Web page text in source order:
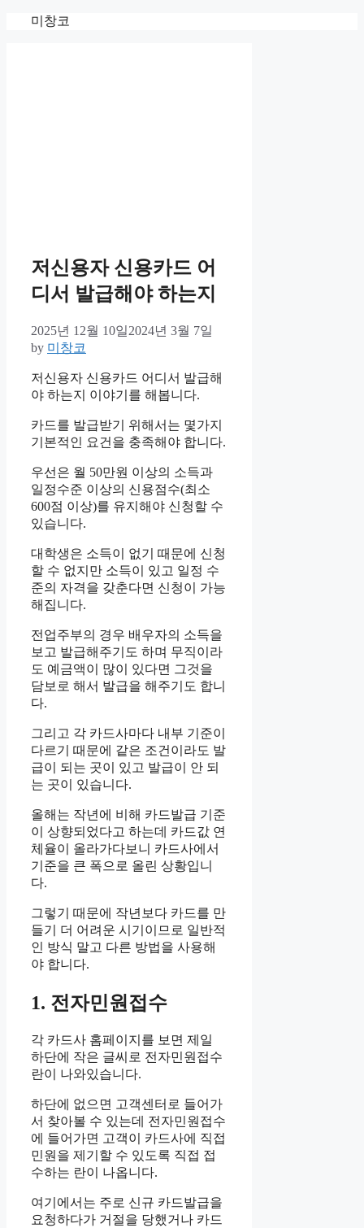
미창코
저신용자 신용카드 어
디서 발급해야 하는지
2025년 12월 10일2024년 3월 7일
by 미창코
저신용자 신용카드 어디서 발급해
야 하는지 이야기를 해봅니다.
카드를 발급받기 위해서는 몇가지
기본적인 요건을 충족해야 합니다.
우선은 월 50만원 이상의 소득과
일정수준 이상의 신용점수(최소
600점 이상)를 유지해야 신청할 수
있습니다.
대학생은 소득이 없기 때문에 신청
할 수 없지만 소득이 있고 일정 수
준의 자격을 갖춘다면 신청이 가능
해집니다.
전업주부의 경우 배우자의 소득을
보고 발급해주기도 하며 무직이라
도 예금액이 많이 있다면 그것을
담보로 해서 발급을 해주기도 합니
다.
그리고 각 카드사마다 내부 기준이
다르기 때문에 같은 조건이라도 발
급이 되는 곳이 있고 발급이 안 되
는 곳이 있습니다.
올해는 작년에 비해 카드발급 기준
이 상향되었다고 하는데 카드값 연
체율이 올라가다보니 카드사에서
기준을 큰 폭으로 올린 상황입니
다.
그렇기 때문에 작년보다 카드를 만
들기 더 어려운 시기이므로 일반적
인 방식 말고 다른 방법을 사용해
야 합니다.
1. 전자민원접수
각 카드사 홈페이지를 보면 제일
하단에 작은 글씨로 전자민원접수
란이 나와있습니다.
하단에 없으면 고객센터로 들어가
서 찾아볼 수 있는데 전자민원접수
에 들어가면 고객이 카드사에 직접
민원을 제기할 수 있도록 직접 접
수하는 란이 나옵니다.
여기에서는 주로 신규 카드발급을
요청하다가 거절을 당했거나 카드